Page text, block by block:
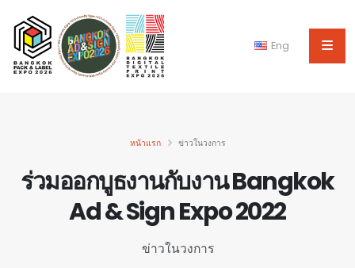
Eng
ร่วมออกบูธงานกับงาน Bangkok
Ad & Sign Expo 2022
ข่าวในวงการ
หน้าแรก ข่าวในวงการ